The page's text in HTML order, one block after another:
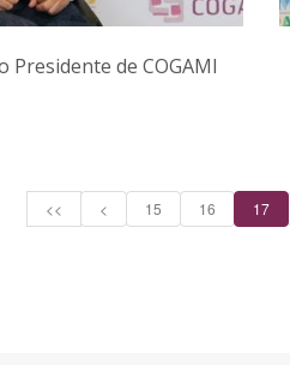
de COGAMI
<< < 15 16 17